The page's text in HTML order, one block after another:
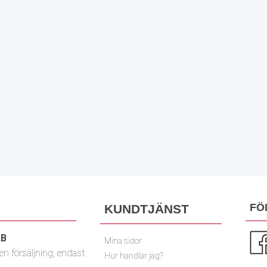
försäljning, endast
KUNDTJÄNST
Mina sidor
Hur handlar jag?